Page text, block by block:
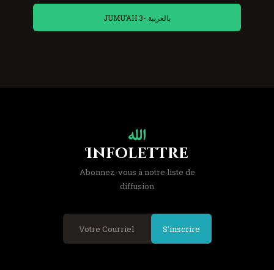
JUMU’AH 3- بالعربية
Infolettre
Abonnez-vous à notre liste de
diffusion
S'inscrire